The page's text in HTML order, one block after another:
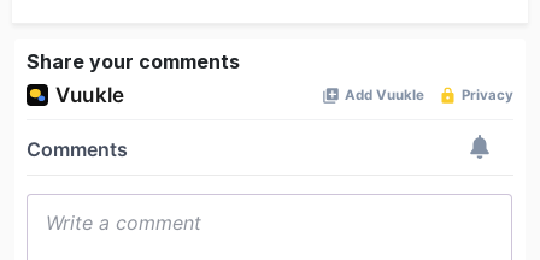
Share your comments